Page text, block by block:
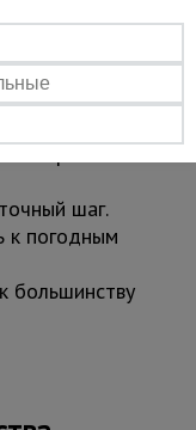
сборка без
шаг.
к погодным
большинству